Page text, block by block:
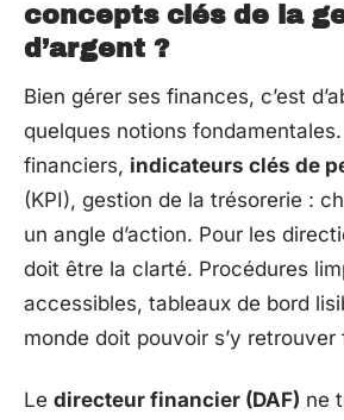
concepts clés de la
d’argent ?
Bien gérer ses finances, c’est
quelques notions
financiers, indicateurs clés de
(KPI), gestion de la trésorerie :
un angle d’action. Pour les
doit être la clarté. Procédures
accessibles, tableaux de bord
monde doit pouvoir s’y
Le directeur financier (DAF) ne